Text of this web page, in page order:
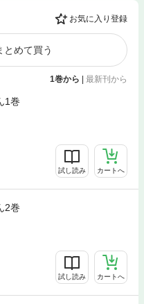
お気に入り登録
とめて買う
1巻から | 最新刊から
1巻
試し読み カートへ
2巻
試し読み カートへ